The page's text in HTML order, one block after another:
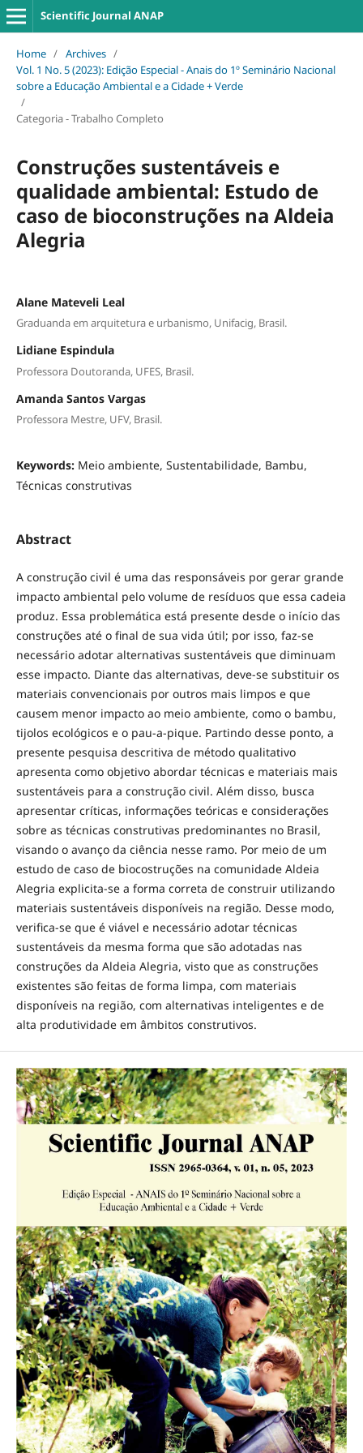
Scientific Journal ANAP
Home / Archives /
Vol. 1 No. 5 (2023): Edição Especial - Anais do 1º Seminário Nacional
sobre a Educação Ambiental e a Cidade + Verde
/
Categoria - Trabalho Completo
Construções sustentáveis e
qualidade ambiental: Estudo de
caso de bioconstruções na Aldeia
Alegria
Alane Mateveli Leal
Graduanda em arquitetura e urbanismo, Unifacig, Brasil.
Lidiane Espindula
Professora Doutoranda, UFES, Brasil.
Amanda Santos Vargas
Professora Mestre, UFV, Brasil.
Keywords: Meio ambiente, Sustentabilidade, Bambu,
Técnicas construtivas
Abstract
A construção civil é uma das responsáveis por gerar grande
impacto ambiental pelo volume de resíduos que essa cadeia
produz. Essa problemática está presente desde o início das
construções até o final de sua vida útil; por isso, faz-se
necessário adotar alternativas sustentáveis que diminuam
esse impacto. Diante das alternativas, deve-se substituir os
materiais convencionais por outros mais limpos e que
causem menor impacto ao meio ambiente, como o bambu,
tijolos ecológicos e o pau-a-pique. Partindo desse ponto, a
presente pesquisa descritiva de método qualitativo
apresenta como objetivo abordar técnicas e materiais mais
sustentáveis para a construção civil. Além disso, busca
apresentar críticas, informações teóricas e considerações
sobre as técnicas construtivas predominantes no Brasil,
visando o avanço da ciência nesse ramo. Por meio de um
estudo de caso de biocostruções na comunidade Aldeia
Alegria explicita-se a forma correta de construir utilizando
materiais sustentáveis disponíveis na região. Desse modo,
verifica-se que é viável e necessário adotar técnicas
sustentáveis da mesma forma que são adotadas nas
construções da Aldeia Alegria, visto que as construções
existentes são feitas de forma limpa, com materiais
disponíveis na região, com alternativas inteligentes e de
alta produtividade em âmbitos construtivos.